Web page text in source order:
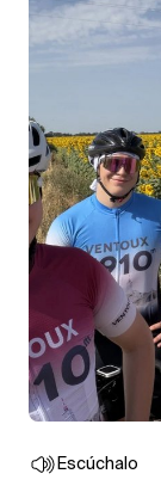
Escúchalo